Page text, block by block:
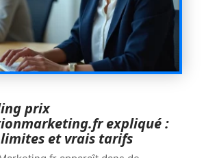
prix
expliqué :
et vrais tarifs